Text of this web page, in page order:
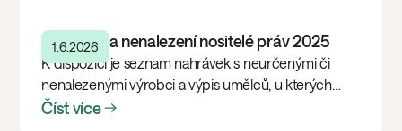
1.6.2026
Neurčení a nenalezení nositelé práv 2025
K dispozici je seznam nahrávek s neurčenými či
nenalezenými výrobci a výpis umělců, u kterých
evidujeme vyplatitelný zůstatek odměny.
Číst více